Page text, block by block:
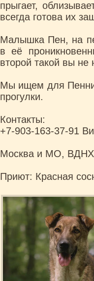
прыгает,
всегда готова их
Малышка Пен, на
в её
второй такой вы не
Мы ищем для Пенни
прогулки.
Контакты:
+7-903-163-37-91
Москва и МО, ВДНХ
Приют: Красная